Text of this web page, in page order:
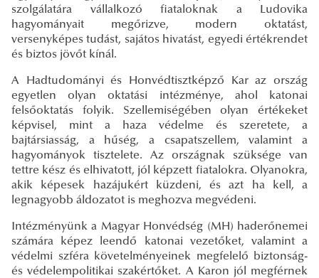
szolgálatára vállalkozó fiataloknak a Ludovika
hagyományait megőrizve, modern oktatást,
versenyképes tudást, sajátos hivatást, egyedi értékrendet
és biztos jövőt kínál.
A Hadtudományi és Honvédtisztképző Kar az ország
egyetlen olyan oktatási intézménye, ahol katonai
felsőoktatás folyik. Szellemiségében olyan értékeket
képvisel, mint a haza védelme és szeretete, a
bajtársiasság, a hűség, a csapatszellem, valamint a
hagyományok tisztelete. Az országnak szüksége van
tettre kész és elhivatott, jól képzett fiatalokra. Olyanokra,
akik képesek hazájukért küzdeni, és azt ha kell, a
legnagyobb áldozatot is meghozva megvédeni.
Intézményünk a Magyar Honvéd­ség (MH) haderőnemei
számára képez leendő katonai vezetőket, valamint a
védelmi szféra követelményeinek megfelelő biztonság-
és védelempolitikai szakértőket. A Karon jól megférnek